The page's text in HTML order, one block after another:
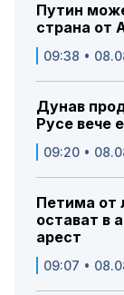
Путин
страна от
09:38 •
Дунав
Русе вече
09:20 •
Петима от
остават в
арест
09:07 •